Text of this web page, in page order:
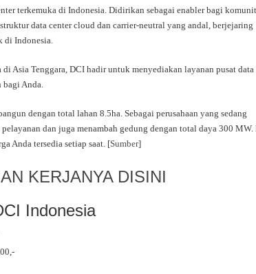
terkemuka di Indonesia. Didirikan sebagai enabler bagi
data center cloud dan carrier-neutral yang andal, berjejaring
di Indonesia.
Asia Tenggara, DCI hadir untuk menyediakan layanan pusat data
bagi Anda.
dengan total lahan 8.5ha. Sebagai perusahaan yang sedang
dan juga menambah gedung dengan total daya 300 MW.
Anda tersedia setiap saat. [Sumber]
KERJANYA DISINI
Indonesia